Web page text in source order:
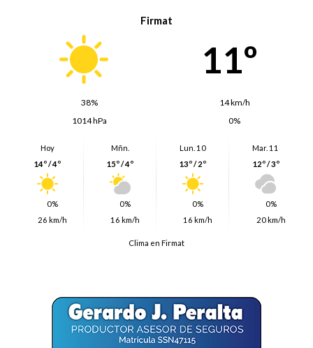
Firmat
11º
38%
14 km/h
1014 hPa
0%
Hoy
14º / 4º
0%
26 km/h
Mñn.
15º / 4º
0%
16 km/h
Lun. 10
13º / 2º
0%
16 km/h
Mar. 11
12º / 3º
0%
20 km/h
Clima en Firmat